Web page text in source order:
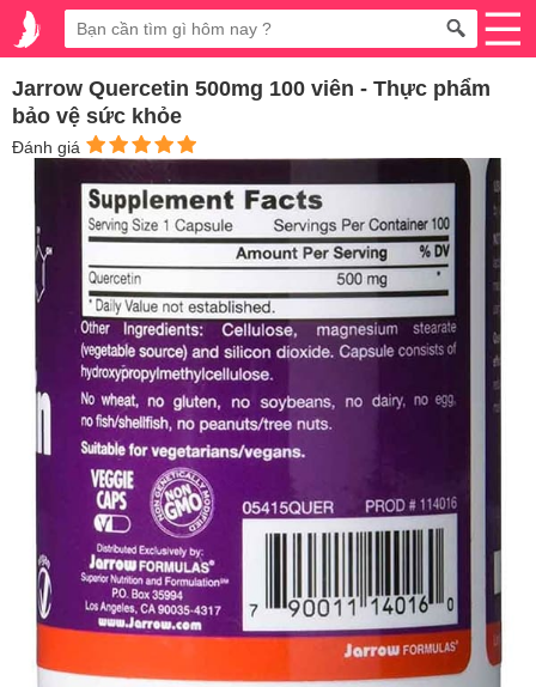
Jarrow Quercetin 500mg 100 viên - Thực phẩm
bảo vệ sức khỏe
Đánh giá